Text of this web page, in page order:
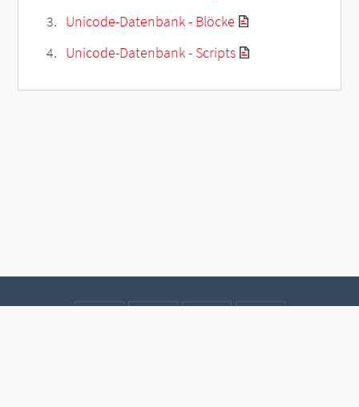
Unicode-Datenbank - Blöcke
Unicode-Datenbank - Scripts